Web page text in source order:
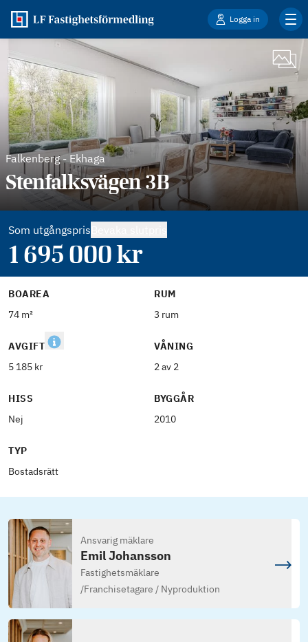
Logga in
Falkenberg-Ekhaga
Stenfalksvägen 3B
Som utgångspris
1 695 000kr
BOAREA
74 m²
RUM
3 rum
AVGIFT
5 185 kr
VÅNING
2 av 2
HISS
Nej
BYGGÅR
2010
TYP
Bostadsrätt
Ansvarig mäklare
Emil Johansson
Fastighetsmäklare
/Franchisetagare / Nyproduktion